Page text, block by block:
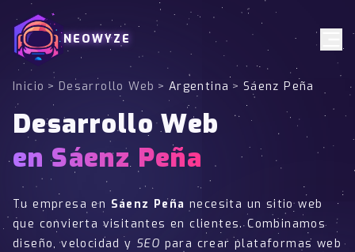
NEOWYZE
Inicio > Desarrollo Web > Argentina > Sáenz Peña
Desarrollo Web
en Sáenz Peña
Tu empresa en Sáenz Peña necesita un sitio web
que convierta visitantes en clientes. Combinamos
diseño, velocidad y SEO para crear plataformas web